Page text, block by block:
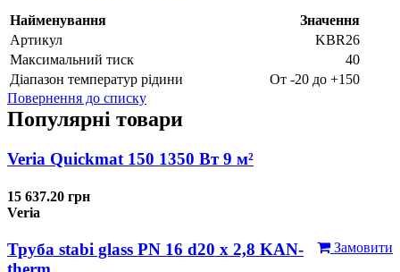
Найменування
Значення
Артикул
KBR26
Максимальний тиск
40
Діапазон температур рідини
От -20 до +150
Повернення до списку
Популярні товари
Veria Quickmat 150 1350 Вт 9 м²
15 637.20 грн
Veria
Замовити
Труба stabi glass PN 16 d20 х 2,8 KAN-